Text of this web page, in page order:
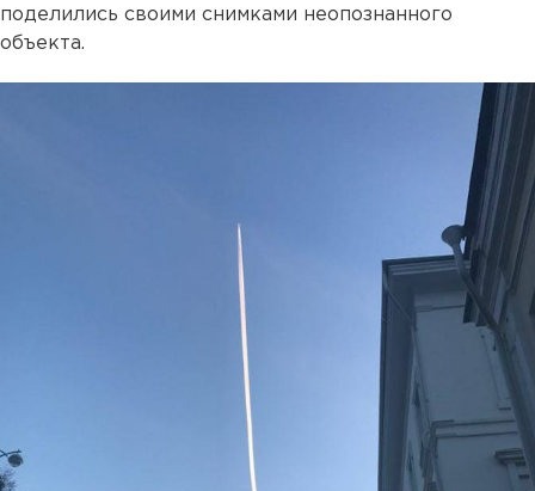
поделились своими снимками неопознанного
объекта.